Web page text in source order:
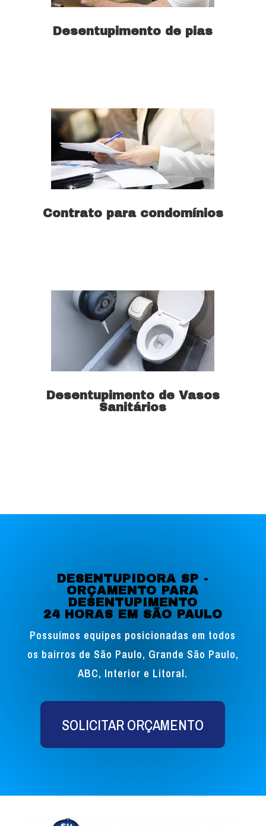
Desentupimento de pias
Contrato para condomínios
Desentupimento de Vasos
Sanitários
DESENTUPIDORA SP -
ORÇAMENTO PARA
DESENTUPIMENTO
24 HORAS EM SÃO PAULO
Possuímos equipes posicionadas em todos
os bairros de São Paulo, Grande São Paulo,
ABC, Interior e Litoral.
SOLICITAR ORÇAMENTO